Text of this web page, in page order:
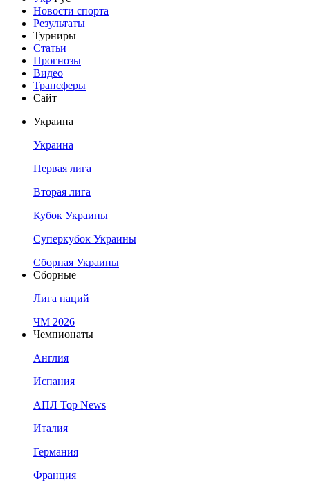
Новости спорта
Результаты
Турниры
Статьи
Прогнозы
Видео
Трансферы
Сайт
Украина
Украина
Первая лига
Вторая лига
Кубок Украины
Суперкубок Украины
Сборная Украины
Сборные
Лига наций
ЧМ 2026
Чемпионаты
Англия
Испания
АПЛ Top News
Италия
Германия
Франция